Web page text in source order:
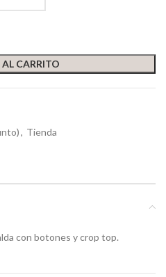
CARRITO
, Tienda
con botones y crop top.